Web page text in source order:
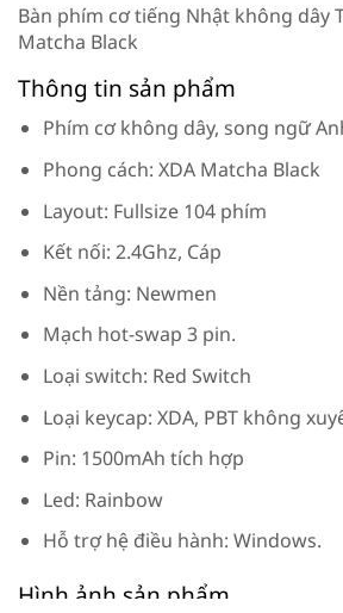
Bàn phím cơ tiếng Nhật không dây
Matcha Black
Thông tin sản phẩm
Phím cơ không dây, song ngữ
Phong cách: XDA Matcha Black
Layout: Fullsize 104 phím
Kết nối: 2.4Ghz, Cáp
Nền tảng: Newmen
Mạch hot-swap 3 pin.
Loại switch: Red Switch
Loại keycap: XDA, PBT không
Pin: 1500mAh tích hợp
Led: Rainbow
Hỗ trợ hệ điều hành: Windows.
Hình ảnh sản phẩm